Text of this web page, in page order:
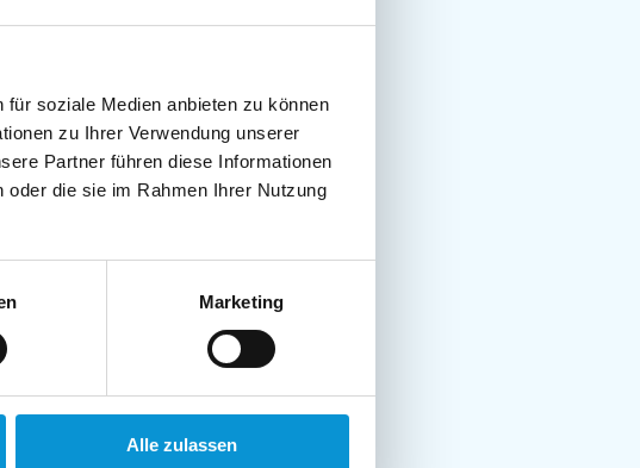
soziale Medien anbieten zu können
zu Ihrer Verwendung unserer
Partner führen diese Informationen
die sie im Rahmen Ihrer Nutzung
Marketing
Alle zulassen